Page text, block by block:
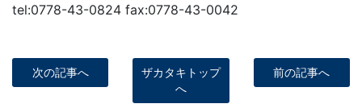
tel:0778-43-0824 fax:0778-43-0042
次の記事へ
ザカタキトップ
へ
前の記事へ